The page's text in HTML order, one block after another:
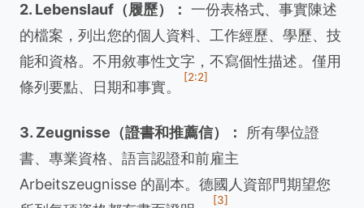
2. Lebenslauf（履歷）： 一份表格式、事實陳述
的檔案，列出您的個人資料、工作經歷、學歷、技
能和資格。不用敘事性文字，不寫個性描述。僅用
條列要點、日期和事實。
[2:2]
3. Zeugnisse（證書和推薦信）：
所有學位證
書、專業資格、語言認證和前雇主
Arbeitszeugnisse 的副本。德國人資部門期望您
[3]